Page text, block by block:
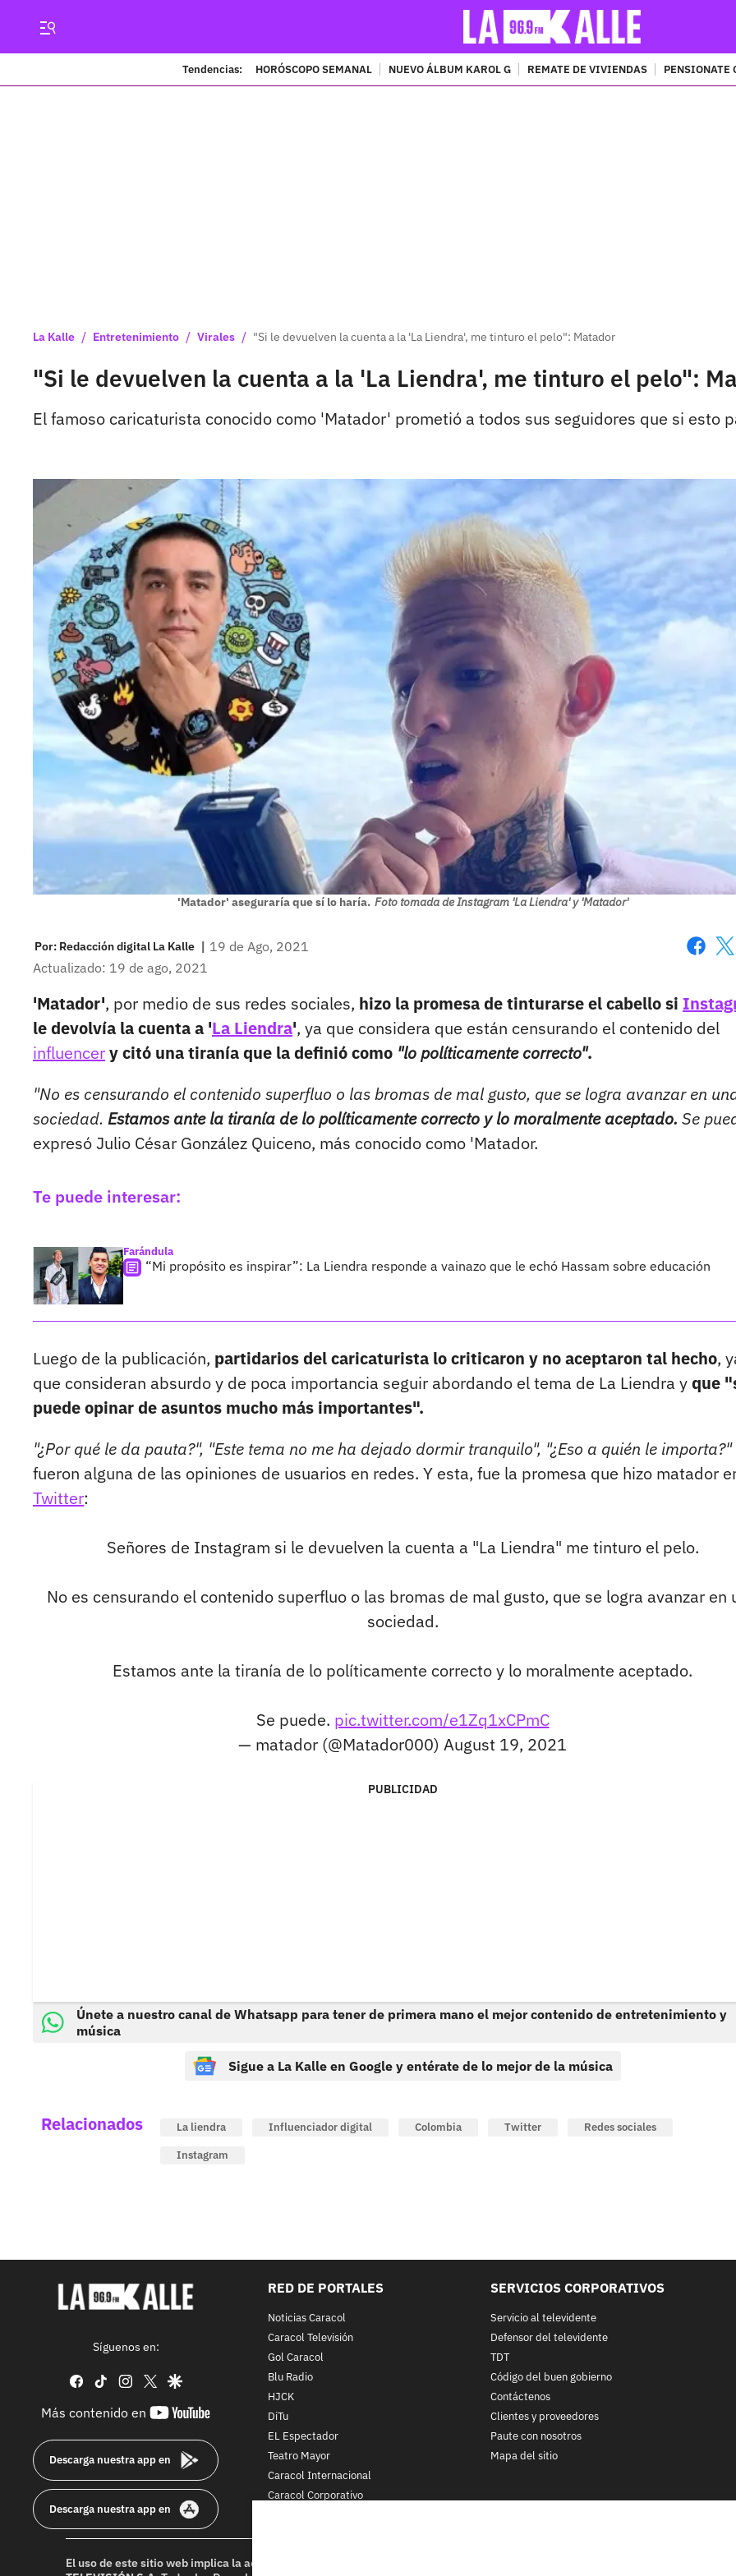
Tendencias: HORÓSCOPO SEMANAL NUEVO ÁLBUM KAROL G REMATE DE VIVIENDAS PENSIONATE
La Kalle / Entretenimiento / Virales / "Si le devuelven la cuenta a la 'La Liendra', me tinturo el pelo": Matador
"Si le devuelven la cuenta a la 'La Liendra', me tinturo el pelo":
El famoso caricaturista conocido como 'Matador' prometió a todos sus seguidores que si esto
'Matador' aseguraría que sí lo haría. Foto tomada de Instagram 'La Liendra' y 'Matador'
Por: Redacción digital La Kalle | 19 de Ago, 2021
Actualizado: 19 de ago, 2021
'Matador', por medio de sus redes sociales, hizo la promesa de tinturarse el cabello si
le devolvía la cuenta a 'La Liendra', ya que considera que están censurando el contenido del
influencery citó una tiranía que la definió como "lo políticamente correcto".
"No es censurando el contenido superfluo o las bromas de mal gusto, que se logra avanzar en
sociedad. Estamos ante la tiranía de lo políticamente correcto y lo moralmente aceptado. Se
expresó Julio César González Quiceno, más conocido como 'Matador.
Te puede interesar:
Farándula
“Mi propósito es inspirar”: La Liendra responde a vainazo que le echó Hassam sobre educación
Luego de la publicación, partidarios del caricaturista lo criticaron y no aceptaron tal hecho,
que consideran absurdo y de poca importancia seguir abordando el tema de La Liendra yque
puede opinar de asuntos mucho más importantes".
"¿Por qué le da pauta?", "Este tema no me ha dejado dormir tranquilo", "¿Eso a quién le importa?"
fueron alguna de las opiniones de usuarios en redes. Y esta, fue la promesa que hizo matador
Twitter:
Señores de Instagram si le devuelven la cuenta a "La Liendra" me tinturo el pelo.
No es censurando el contenido superfluo o las bromas de mal gusto, que se logra avanzar en
sociedad.
Estamos ante la tiranía de lo políticamente correcto y lo moralmente aceptado.
Se puede. pic.twitter.com/e1Zq1xCPmC
— matador (@Matador000) August 19, 2021
PUBLICIDAD
Únete a nuestro canal de Whatsapp para tener de primera mano el mejor contenido de entretenimiento y
música
Sigue a La Kalle en Google y entérate de lo mejor de la música
Relacionados La liendra Influenciador digital Colombia Twitter
Redes sociales
Instagram
Síguenos en:
facebook
tiktok instagram
twittergoogle
Más contenido en
youtube-
Descarga nuestra app en
Descarga nuestra app en
RED DE PORTALES
Noticias Caracol
Caracol Televisión
Gol Caracol
Blu Radio
HJCK
DiTu
EL Espectador
Teatro Mayor
Caracol Internacional
Caracol Corporativo
SERVICIOS CORPORATIVOS
Servicio al televidente
Defensor del televidente
TDT
Código del buen gobierno
Contáctenos
Clientes y proveedores
Paute con nosotros
Mapa del sitio
El uso de este sitio web implica la aceptación de los